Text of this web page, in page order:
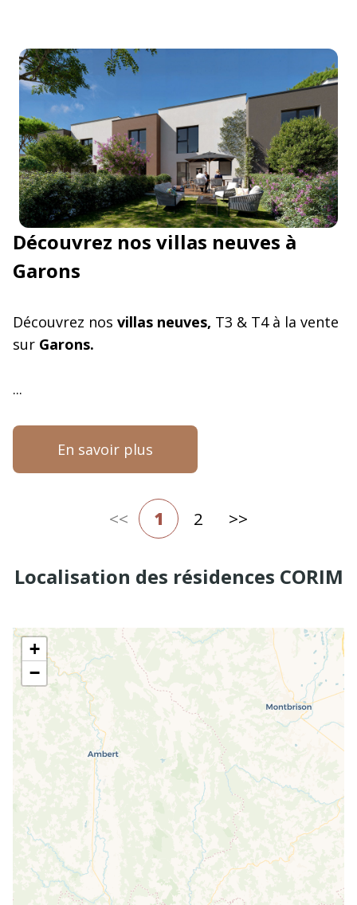
Découvrez nos villas neuves à
Garons
Découvrez nos villas neuves, T3 & T4 à la vente
sur Garons.
...
En savoir plus
<< 1 2 >>
Localisation des résidences CORIM
+
−